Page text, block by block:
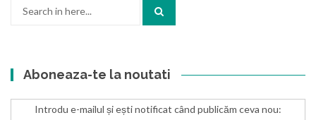
Aboneaza-te la noutati
Introdu e-mailul și ești notificat când publicăm ceva nou: